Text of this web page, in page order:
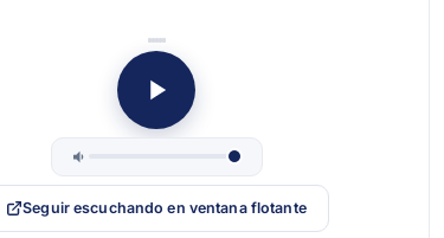
Seguir escuchando en ventana flotante